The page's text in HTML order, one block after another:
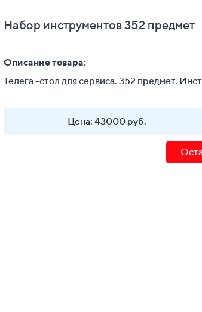
Набор инструментов 352 предмет
Описание товара:
Телега -стол для сервиса. 352 предмет.
Цена: 43000 руб.